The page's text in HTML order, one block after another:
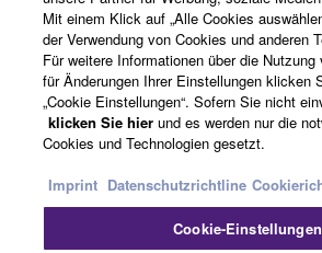
Der kompakte, aber leistungsstarke
ein robustes Metallchassis geschützt
jahrelanger Erfahrung im
3 Stereo- und 2 Mikrofoneingänge
kleinere Installationen. Eine weitere
Mikrofonwiedergabe beiträgt, ist ein
Mit einem Klick auf „Alle Cookies
der Verwendung von Cookies und anderen
Für weitere Informationen über die
für Änderungen Ihrer Einstellungen klicken
„Cookie Einstellungen“. Sofern Sie nicht
klicken Sie hierund es werden nur die
Cookies und Technologien gesetzt.
Imprint Datenschutzrichtline
Cookie-Einstellungen